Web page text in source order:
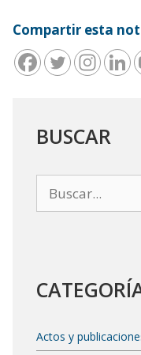
Compartir esta
BUSCAR
Actos y